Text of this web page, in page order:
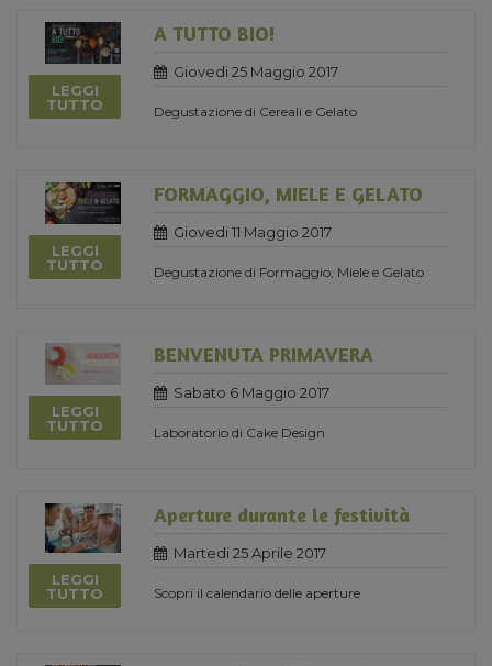
LEGGI
TUTTO
A TUTTO BIO!
Giovedi 25 Maggio 2017
Degustazione di Cereali e Gelato
LEGGI
TUTTO
FORMAGGIO, MIELE E GELATO
Giovedi 11 Maggio 2017
Degustazione di Formaggio, Miele e Gelato
LEGGI
TUTTO
BENVENUTA PRIMAVERA
Sabato 6 Maggio 2017
Laboratorio di Cake Design
LEGGI
TUTTO
Aperture durante le festività
Martedi 25 Aprile 2017
Scopri il calendario delle aperture